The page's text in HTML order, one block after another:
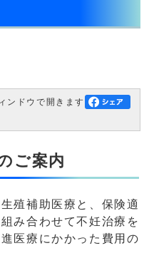
ンドウで開きます
ご案内
殖補助医療と、保険適
み合わせて不妊治療を
医療にかかった費用の